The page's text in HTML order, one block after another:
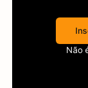
Não